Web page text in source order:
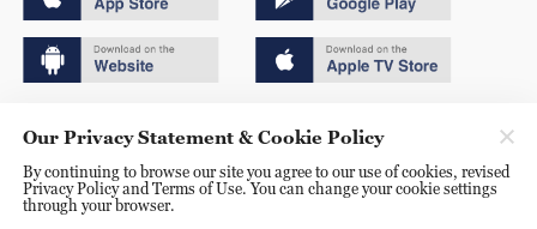
京ICP备20000184号
京公网安备 11010502050052号
Our Privacy Statement & Cookie Policy
By continuing to browse our site you agree to our use of cookies, revised
Privacy Policy and Terms of Use. You can change your cookie settings
through your browser.